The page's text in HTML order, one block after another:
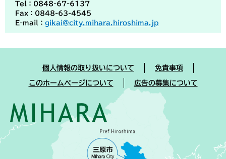
Tel：0848-67-6137
Fax：0848-63-4545
E-mail： gikai@city.mihara.hiroshima.jp
個人情報の取り扱いについて 免責事項
このホームページについて 広告の募集について